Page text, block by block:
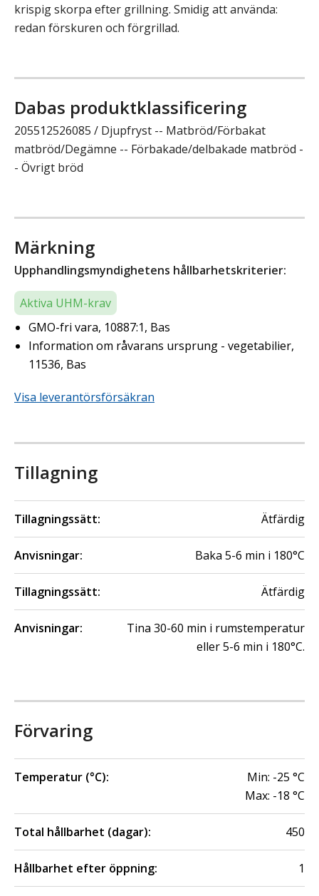
krispig skorpa efter grillning. Smidig att använda:
redan förskuren och förgrillad.
Dabas produktklassificering
205512526085 / Djupfryst -- Matbröd/Förbakat
matbröd/Degämne -- Förbakade/delbakade matbröd -
- Övrigt bröd
Märkning
Upphandlingsmyndighetens hållbarhetskriterier:
Aktiva UHM-krav
GMO-fri vara, 10887:1, Bas
Information om råvarans ursprung - vegetabilier,
11536, Bas
Visa leverantörsförsäkran
Tillagning
Tillagningssätt: Ätfärdig
Anvisningar: Baka 5-6 min i 180°C
Tillagningssätt: Ätfärdig
Anvisningar:
Tina 30-60 min i rumstemperatur
eller 5-6 min i 180°C.
Förvaring
Temperatur (°C): Min: -25 °C
Max: -18 °C
Total hållbarhet (dagar): 450
Hållbarhet efter öppning: 1